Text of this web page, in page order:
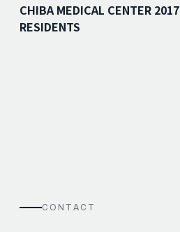
CHIBA MEDICAL CENTER 2017
RESIDENTS
CONTACT